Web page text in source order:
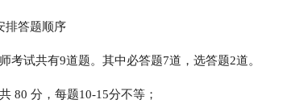
排答题顺序
考试共有9道题。其中必答题7道，选答题2道。
80 分，每题10-15分不等；